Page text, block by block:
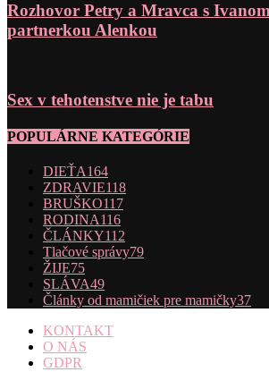
Rozhovor Petry a Mravca s
partnerkou Alenkou
Sex v tehotenstve nie je tabu
POPULÁRNE KATEGÓRIE
DIEŤA164
ZDRAVIE118
BRUŠKO117
RODINA116
ČLÁNKY112
Tlačové správy79
ŽIJE75
SLÁVA49
Články od mamičiek pre mamičky37
KONTAKT
O NÁS
GDPR